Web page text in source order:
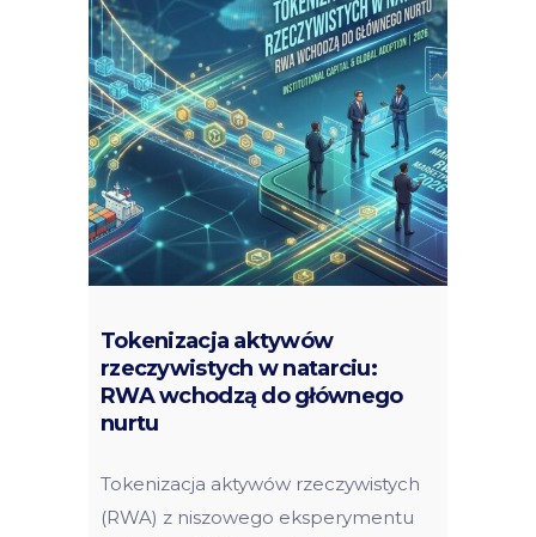
Tokenizacja aktywów
rzeczywistych w natarciu:
RWA wchodzą do głównego
nurtu
Tokenizacja aktywów rzeczywistych
(RWA) z niszowego eksperymentu